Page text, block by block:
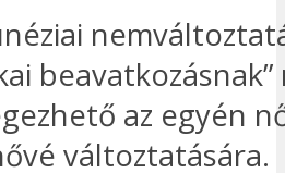
beavatkozásnak”
az egyén
változtatására.